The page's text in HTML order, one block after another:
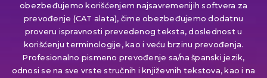
obezbeđujemo korišćenjem najsavremenijih softvera za
prevođenje (CAT alata), čime obezbeđujemo dodatnu
proveru ispravnosti prevedenog teksta, doslednost u
korišćenju terminologije, kao i veću brzinu prevođenja.
Profesionalno pismeno prevođenje sa/na španski jezik,
odnosi se na sve vrste stručnih i književnih tekstova, kao i na